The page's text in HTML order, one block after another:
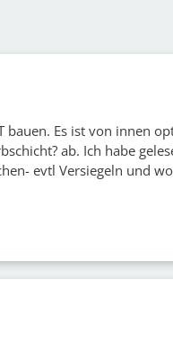
bauen. Es ist von innen
ab. Ich habe
evtl Versiegeln und